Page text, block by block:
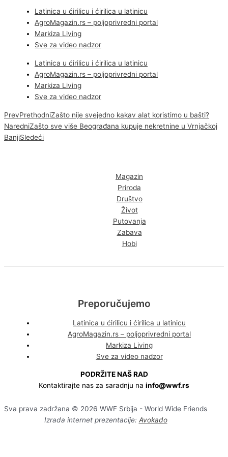
Latinica u ćirilicu i ćirilica u latinicu
AgroMagazin.rs – poljoprivredni portal
Markiza Living
Sve za video nadzor
Latinica u ćirilicu i ćirilica u latinicu
AgroMagazin.rs – poljoprivredni portal
Markiza Living
Sve za video nadzor
PrevPrethodniZašto nije svejedno kakav alat koristimo u bašti?
NaredniZašto sve više Beograđana kupuje nekretnine u Vrnjačkoj
BanjiSledeći
Magazin
Priroda
Društvo
Život
Putovanja
Zabava
Hobi
Preporučujemo
Latinica u ćirilicu i ćirilica u latinicu
AgroMagazin.rs – poljoprivredni portal
Markiza Living
Sve za video nadzor
PODRŽITE NAŠ RAD
Kontaktirajte nas za saradnju na info@wwf.rs
Sva prava zadržana © 2026 WWF Srbija - World Wide Friends
Izrada internet prezentacije: Avokado